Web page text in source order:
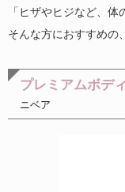
「ヒザやヒジなど、
そんな方におすすめの
プレミアムボデ
ニベア